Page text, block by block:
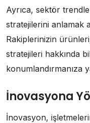
Ayrıca, sektör
stratejilerini anlamak
Rakiplerinizin
stratejileri hakkında
konumlandırmanıza
İnovasyona
İnovasyon,